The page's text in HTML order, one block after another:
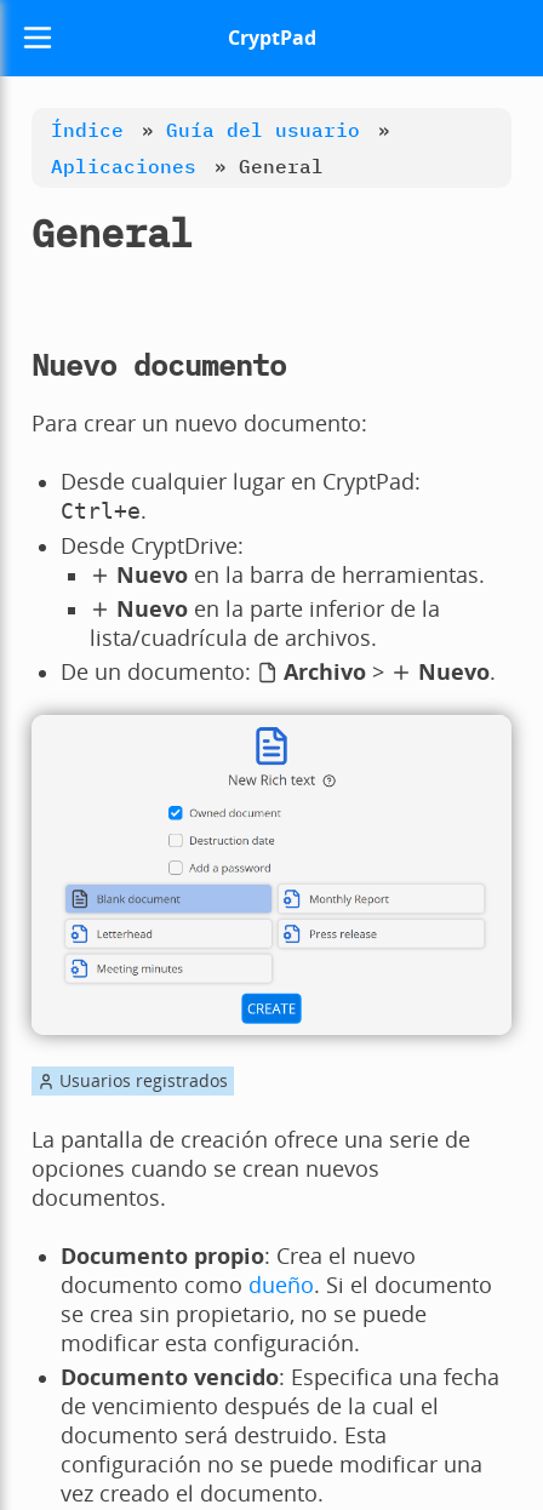
CryptPad
Índice » Guía del usuario
»
Aplicaciones
» General
General
Nuevo documento
Para crear un nuevo documento:
Desde cualquier lugar en CryptPad:
Ctrl+e.
Desde CryptDrive:
Nuevo en la barra de herramientas.
Nuevo en la parte inferior de la
lista/cuadrícula de archivos.
De un documento:
Archivo > Nuevo.
Usuarios registrados
La pantalla de creación ofrece una serie de
opciones cuando se crean nuevos
documentos.
Documento propio: Crea el nuevo
documento como dueño. Si el documento
se crea sin propietario, no se puede
modificar esta configuración.
Documento vencido: Especifica una fecha
de vencimiento después de la cual el
documento será destruido. Esta
configuración no se puede modificar una
vez creado el documento.